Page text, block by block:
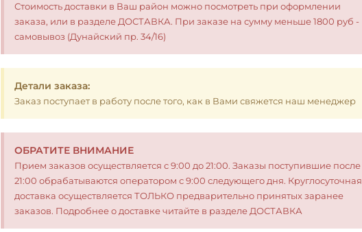
Стоимость доставки в Ваш район можно посмотреть при оформлении
заказа, или в разделе ДОСТАВКА. При заказе на сумму меньше 1800 руб -
самовывоз (Дунайский пр. 34/16)
Детали заказа:
Заказ поступает в работу после того, как в Вами свяжется наш менеджер
ОБРАТИТЕ ВНИМАНИЕ
Прием заказов осуществляется с 9:00 до 21:00. Заказы поступившие после
21:00 обрабатываются оператором с 9:00 следующего дня. Круглосуточная
доставка осуществляется ТОЛЬКО предварительно принятых заранее
заказов. Подробнее о доставке читайте в разделе ДОСТАВКА